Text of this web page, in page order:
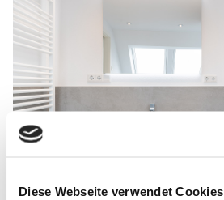
Diese Webseite verwendet Cookies